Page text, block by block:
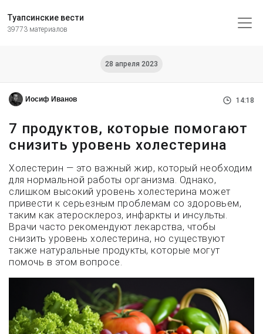
Туапсинские вести
39773 материалов
28 апреля 2023
Иосиф Иванов 14:18
7 продуктов, которые помогают
снизить уровень холестерина
Холестерин — это важный жир, который необходим
для нормальной работы организма. Однако,
слишком высокий уровень холестерина может
привести к серьезным проблемам со здоровьем,
таким как атеросклероз, инфаркты и инсульты.
Врачи часто рекомендуют лекарства, чтобы
снизить уровень холестерина, но существуют
также натуральные продукты, которые могут
помочь в этом вопросе.